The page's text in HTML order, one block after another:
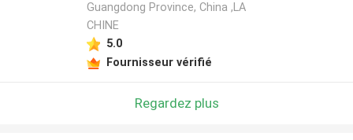
Guangdong Province, China ,LA
CHINE
5.0
Fournisseur vérifié
Regardez plus